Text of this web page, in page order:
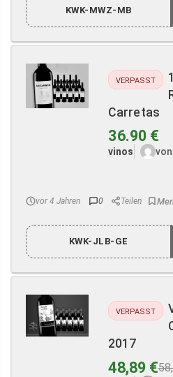
KWK-MWZ-MB
VERPASST
Carretas
36.90 €
vinos
vor 4 Jahren 0 Teilen
KWK-JLB-GE
VERPASST
2017
48,89 €